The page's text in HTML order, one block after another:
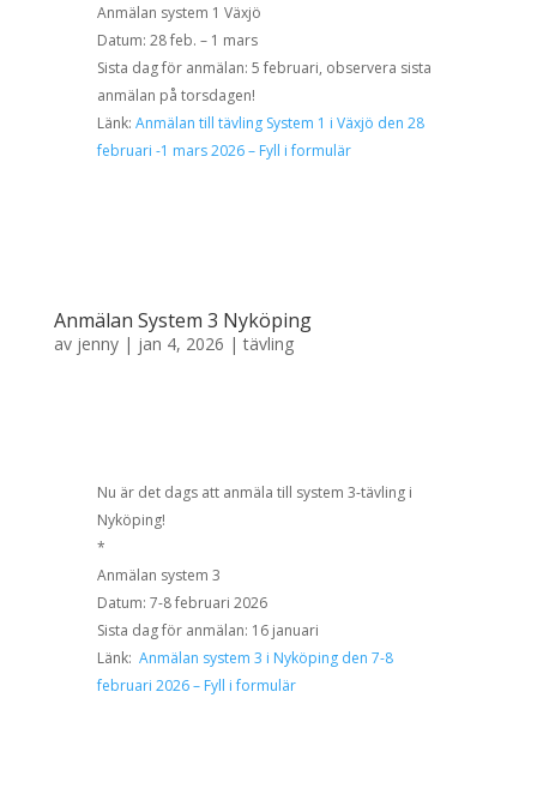
Anmälan system 1 Växjö
Datum: 28 feb. – 1 mars
Sista dag för anmälan: 5 februari, observera sista
anmälan på torsdagen!
Länk: Anmälan till tävling System 1 i Växjö den 28
februari -1 mars 2026 – Fyll i formulär
Anmälan System 3 Nyköping
av jenny| jan 4, 2026 |tävling
Nu är det dags att anmäla till system 3-tävling i
Nyköping!
*
Anmälan system 3
Datum: 7-8 februari 2026
Sista dag för anmälan: 16 januari
Länk: Anmälan system 3 i Nyköping den 7-8
februari 2026 – Fyll i formulär